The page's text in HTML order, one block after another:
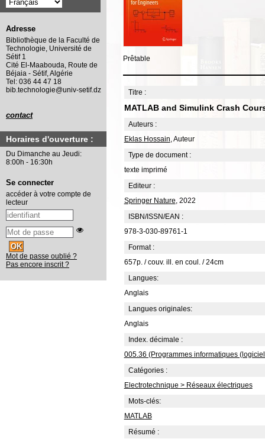
Prêtable
Titre :
MATLAB and Simulink Crash
Auteurs :
Eklas Hossain, Auteur
Type de document :
texte imprimé
Editeur :
Springer Nature, 2022
ISBN/ISSN/EAN :
978-3-030-89761-1
Format :
657p. / couv. ill. en coul. / 24cm
Langues:
Anglais
Langues originales:
Anglais
Index. décimale :
005.36 (Programmes informatiques
Catégories :
Electrotechnique > Réseaux électriques
Mots-clés:
MATLAB
Résumé :
Adresse
Bibliothèque de la Faculté de
Technologie, Université de
Sétif 1
Cité El-Maabouda, Route de
Béjaia - Sétif, Algérie
Tel: 036 44 47 18
bib.technologie@univ-setif.dz
contact
Horaires d'ouverture :
Du Dimanche au Jeudi:
8:00h - 16:30h
Se connecter
accéder à votre compte de
lecteur
Mot de passe oublié ?
Pas encore inscrit ?